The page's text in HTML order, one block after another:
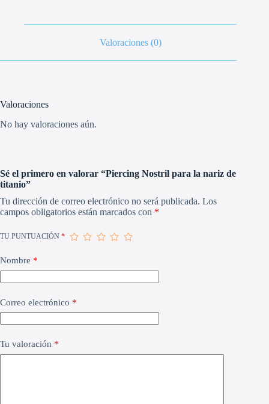
Valoraciones (0)
Valoraciones
No hay valoraciones aún.
Sé el primero en valorar “Piercing Nostril para la nariz de
titanio”
Tu dirección de correo electrónico no será publicada. Los
campos obligatorios están marcados con *
TU PUNTUACIÓN *
Nombre *
Correo electrónico *
Tu valoración *